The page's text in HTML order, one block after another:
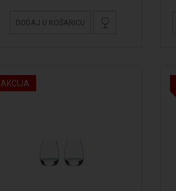
DODAJ U KOŠARICU
AKCIJA